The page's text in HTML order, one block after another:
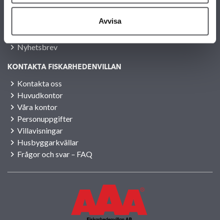
Avvisa
Jobba hos oss
Lediga tomter
Nyhetsbrev
KONTAKTA FISKARHEDENVILLAN
Kontakta oss
Huvudkontor
Våra kontor
Personuppgifter
Villavisningar
Husbyggarkvällar
Frågor och svar – FAQ